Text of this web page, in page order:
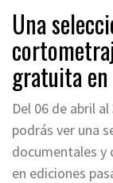
Una
gratuita en
Del 06 de abril
podrás ver una
documentales y
en ediciones